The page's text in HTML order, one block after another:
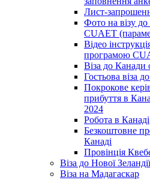
Лист-
Фото на візу
CUAET
Відео
програмою
Віза до
Гостьова віза
Покрокове
прибуття в
2024
Робота в Канаді
Безкоштовне
Канаді
Провінція
Віза до Нової
Віза на Мадагаскар